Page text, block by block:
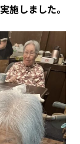
施しました。